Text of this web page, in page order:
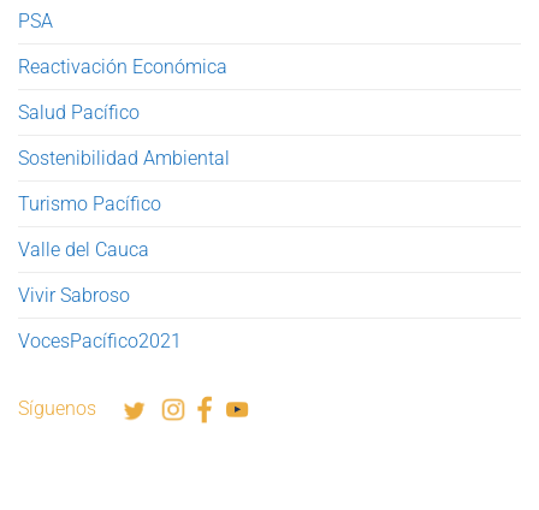
PSA
Reactivación Económica
Salud Pacífico
Sostenibilidad Ambiental
Turismo Pacífico
Valle del Cauca
Vivir Sabroso
VocesPacífico2021
Síguenos